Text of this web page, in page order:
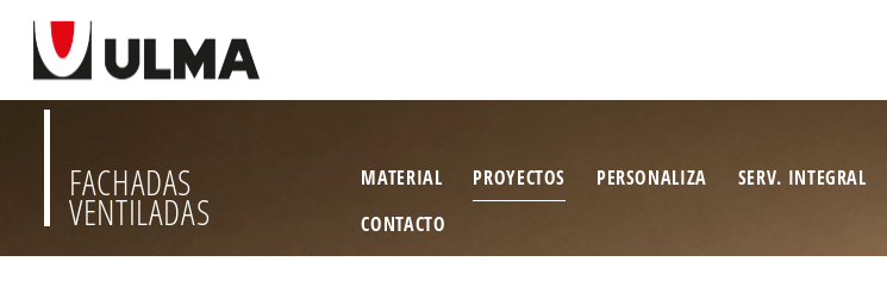
FACHADAS
VENTILADAS
MATERIAL PROYECTOS PERSONALIZA SERV. INTEGRAL
CONTACTO